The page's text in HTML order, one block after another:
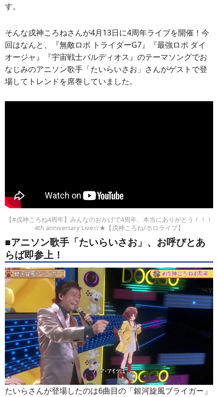
す。
そんな戌神ころねさんが4月13日に4周年ライブを開催！今
回はなんと、『無敵ロボ トライダーG7』『最強ロボ ダイ
オージャ』『宇宙戦士バルディオス』のテーマソングでお
なじみのアニソン歌手「たいらいさお」さんがゲストで登
場してトレンドを席巻していました。
【#戌神ころね4周年】みんなのおかげで4周年、本当にありがとう！！！
4th anniversary Live☆★【戌神ころね/ホロライブ】
■アニソン歌手「たいらいさお」、お呼びとあ
らば即参上！
たいらさんが登場したのは6曲目の「銀河旋風ブライガー」